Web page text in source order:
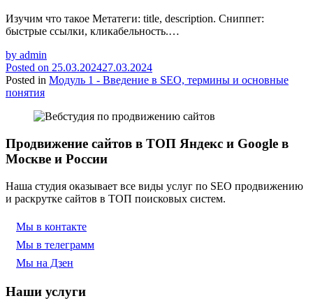
Изучим что такое Метатеги: title, description. Сниппет:
быстрые ссылки, кликабельность.…
by admin
Posted on 25.03.202427.03.2024
Posted in Модуль 1 - Введение в SEO, термины и основные
понятия
Продвижение сайтов в ТОП Яндекс и Google в
Москве и России
Наша студия оказывает все виды услуг по SEO продвижению
и раскрутке сайтов в ТОП поисковых систем.
Мы в контакте
Мы в телеграмм
Мы на Дзен
Наши услуги